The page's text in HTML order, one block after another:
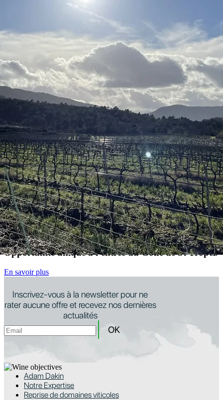
Vignoble commercial très fonctionnel idéalement situé
Diagnostic de performance énergétique
Voir le diagnostic
En cours d'attribution
Découvrez aussi
À vendre en
Domaines viticoles, propriétés, vignobles à vendre dans
le Var
Propriété de 3ha dont 2,7 ha de vignes bio en AOP
Côtes de Provence avec bastide Provençale rénovée
En savoir plus
Domaine de 35ha dans le « Triangle d’Or » des
Côtes de Provence
En savoir plus
Opportunité unique à l’entrée du Golfe de St Tropez
En savoir plus
Inscrivez-vous à la newsletter pour ne
rater aucune offre et recevez nos dernières
actualités
Adam Dakin
Notre Expertise
Reprise de domaines viticoles